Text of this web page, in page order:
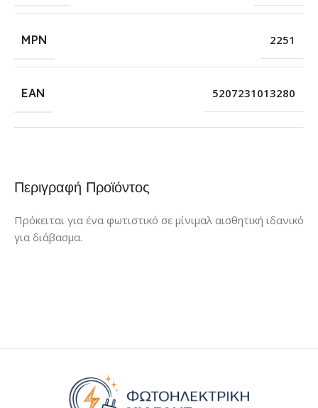
Περιγραφή Προϊόντος
Πρόκειται για ένα φωτιστικό σε μίνιμαλ αισθητική ιδανικό
για διάβασμα.
MPN 2251
EAN 5207231013280